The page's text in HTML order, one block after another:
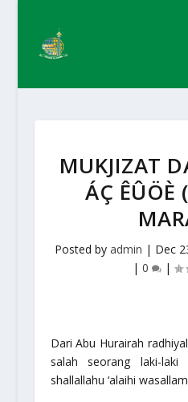
MUKJIZAT
ÁÇ ÊÛÖÈ
Posted byadmin | Dec
| 0 |
Dari Abu Hurairah
salah seorang laki-laki
shallallahu ‘alaihi wasallam